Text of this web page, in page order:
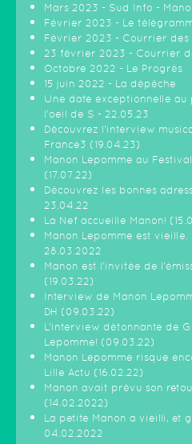
Mars 2023 - Sud Info -
Février 2023 - Le
Février 2023 - Courrier des
23 février 2023 - Courrier
Octobre 2022 - Le Progrès
15 juin 2022 - La dépêche
Une date exceptionnelle au
l'oeil de S - 22.05.23
Découvrez l'interview
France3 (19.04.23)
Manon Lepomme au
(17.07.22)
Découvrez les bonnes
23.04.22
La Nef accueille Manon!
Manon Lepomme est vieille.
28.03.2022
Manon est l'invitée de
(19.03.22)
Interview de Manon
DH (09.03.22)
L’interview détonnante de
Lepomme! (09.03.22)
Manon Lepomme risque
Lille Actu (16.02.22)
Manon avait prévu son
(14.02.2022)
La petite Manon a vieilli, et
04.02.2022